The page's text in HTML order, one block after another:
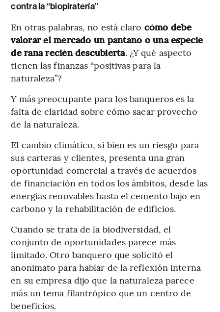
contra la “biopiratería”
En otras palabras, no está claro cómo debe
valorar el mercado un pantano o una especie
de rana recién descubierta. ¿Y qué aspecto
tienen las finanzas “positivas para la
naturaleza”?
Y más preocupante para los banqueros es la
falta de claridad sobre cómo sacar provecho
de la naturaleza.
El cambio climático, si bien es un riesgo para
sus carteras y clientes, presenta una gran
oportunidad comercial a través de acuerdos
de financiación en todos los ámbitos, desde las
energías renovables hasta el cemento bajo en
carbono y la rehabilitación de edificios.
Cuando se trata de la biodiversidad, el
conjunto de oportunidades parece más
limitado. Otro banquero que solicitó el
anonimato para hablar de la reflexión interna
en su empresa dijo que la naturaleza parece
más un tema filantrópico que un centro de
beneficios.